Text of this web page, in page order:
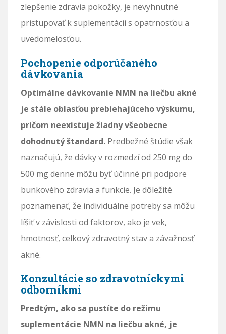
zlepšenie zdravia pokožky, je nevyhnutné
pristupovať k suplementácii s opatrnosťou a
uvedomelosťou.
Pochopenie odporúčaného
dávkovania
Optimálne dávkovanie NMN na liečbu akné
je stále oblasťou prebiehajúceho výskumu,
pričom neexistuje žiadny všeobecne
dohodnutý štandard. Predbežné štúdie však
naznačujú, že dávky v rozmedzí od 250 mg do
500 mg denne môžu byť účinné pri podpore
bunkového zdravia a funkcie. Je dôležité
poznamenať, že individuálne potreby sa môžu
líšiť v závislosti od faktorov, ako je vek,
hmotnosť, celkový zdravotný stav a závažnosť
akné.
Konzultácie so zdravotníckymi
odborníkmi
Predtým, ako sa pustíte do režimu
suplementácie NMN na liečbu akné, je